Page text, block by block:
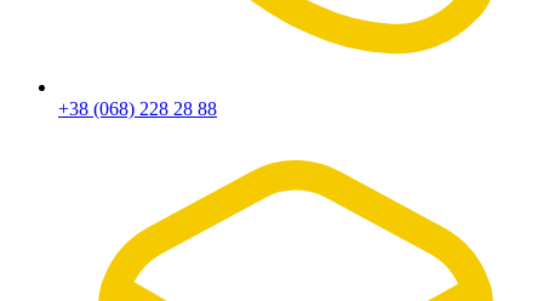
+38 (068) 228 28 88